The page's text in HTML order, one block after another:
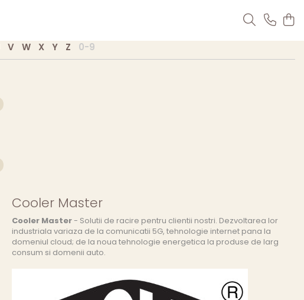
V W X Y Z 0-9
Cooler Master
Cooler Master- Solutii de racire pentru clientii nostri. Dezvoltarea lor
industriala variaza de la comunicatii 5G, tehnologie internet pana la
domeniul cloud; de la noua tehnologie energetica la produse de larg
consum si domenii auto.